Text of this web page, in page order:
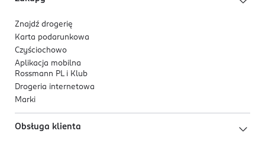
Bright Future sp. z o.o.
ul. Duńska 7
54-427 Wrocław
Kod EAN
5 906639 911920
Znajdź drogerię
Karta podarunkowa
Czyściochowo
Aplikacja mobilna
Rossmann PL i Klub
Drogeria internetowa
Marki
Obsługa klienta